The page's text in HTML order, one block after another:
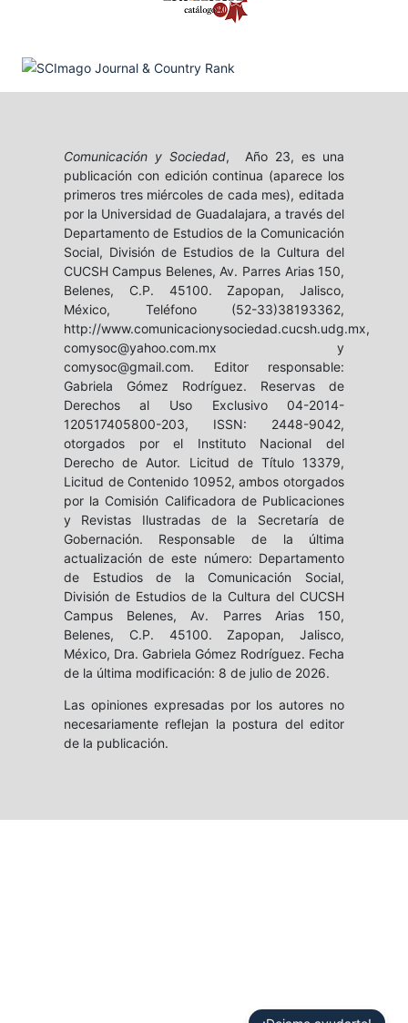
Comunicación y Sociedad, Año 23, es una
publicación con edición continua (aparece los
primeros tres miércoles de cada mes), editada
por la Universidad de Guadalajara, a través del
Departamento de Estudios de la Comunicación
Social, División de Estudios de la Cultura del
CUCSH Campus Belenes, Av. Parres Arias 150,
Belenes, C.P. 45100. Zapopan, Jalisco,
México, Teléfono (52-33)38193362,
http://www.comunicacionysociedad.cucsh.udg.mx,
comysoc@yahoo.com.mx y
comysoc@gmail.com. Editor responsable:
Gabriela Gómez Rodríguez. Reservas de
Derechos al Uso Exclusivo 04-2014-
120517405800-203, ISSN: 2448-9042,
otorgados por el Instituto Nacional del
Derecho de Autor. Licitud de Título 13379,
Licitud de Contenido 10952, ambos otorgados
por la Comisión Calificadora de Publicaciones
y Revistas Ilustradas de la Secretaría de
Gobernación. Responsable de la última
actualización de este número: Departamento
de Estudios de la Comunicación Social,
División de Estudios de la Cultura del CUCSH
Campus Belenes, Av. Parres Arias 150,
Belenes, C.P. 45100. Zapopan, Jalisco,
México, Dra. Gabriela Gómez Rodríguez. Fecha
de la última modificación: 8 de julio de 2026.
Las opiniones expresadas por los autores no
necesariamente reflejan la postura del editor
de la publicación.